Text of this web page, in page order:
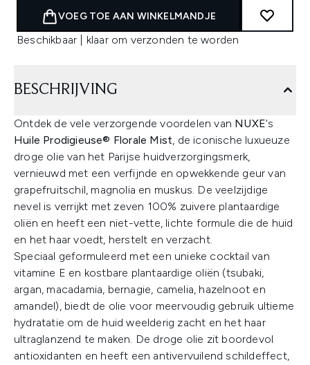
VOEG TOE AAN WINKELMANDJE
Beschikbaar | klaar om verzonden te worden
BESCHRIJVING
Ontdek de vele verzorgende voordelen van NUXE's
Huile Prodigieuse® Florale Mist, de iconische luxueuze
droge olie van het Parijse huidverzorgingsmerk,
vernieuwd met een verfijnde en opwekkende geur van
grapefruitschil, magnolia en muskus. De veelzijdige
nevel is verrijkt met zeven 100% zuivere plantaardige
oliën en heeft een niet-vette, lichte formule die de huid
en het haar voedt, herstelt en verzacht.
Speciaal geformuleerd met een unieke cocktail van
vitamine E en kostbare plantaardige oliën (tsubaki,
argan, macadamia, bernagie, camelia, hazelnoot en
amandel), biedt de olie voor meervoudig gebruik ultieme
hydratatie om de huid weelderig zacht en het haar
ultraglanzend te maken. De droge olie zit boordevol
antioxidanten en heeft een antivervuilend schildeffect,